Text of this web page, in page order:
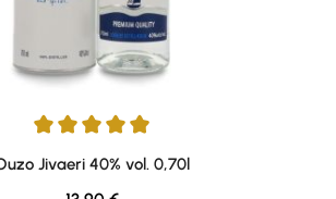
Bewertung von 4.96 von 5 Sternen
Jivaeri 40% vol. 0,70l